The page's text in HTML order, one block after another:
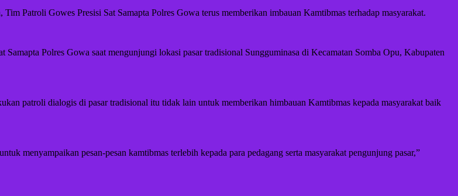
Patroli Gowes Presisi Sat Samapta Polres Gowa terus memberikan imbauan Kamtibmas terhadap masyarakat.
Polres Gowa saat mengunjungi lokasi pasar tradisional Sungguminasa di Kecamatan Somba Opu, Kabupaten
patroli dialogis di pasar tradisional itu tidak lain untuk memberikan himbauan Kamtibmas kepada masyarakat baik
menyampaikan pesan-pesan kamtibmas terlebih kepada para pedagang serta masyarakat pengunjung pasar,”